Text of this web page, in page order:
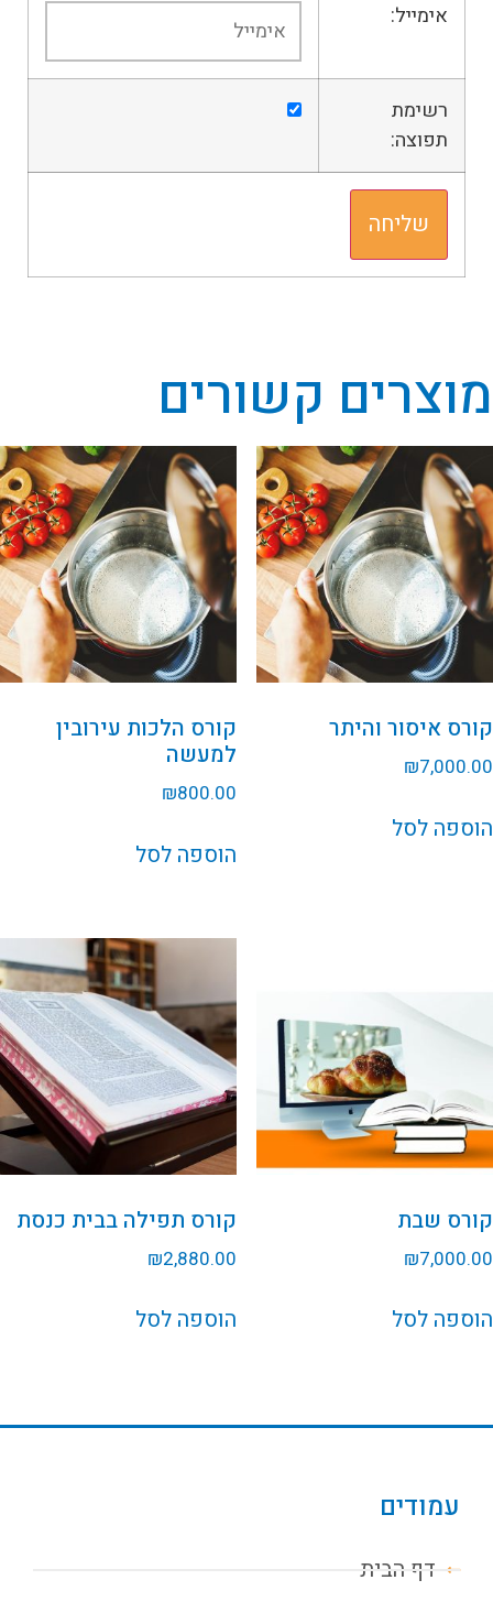
אימייל:
רשימת
תפוצה:
מוצרים קשורים
קורס איסור והיתר
₪7,000.00
הוספה לסל
קורס הלכות עירובין
למעשה
₪800.00
הוספה לסל
קורס שבת
₪7,000.00
הוספה לסל
קורס תפילה בבית כנסת
₪2,880.00
הוספה לסל
עמודים
דף הבית